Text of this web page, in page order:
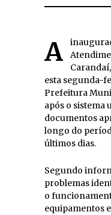
A inauguração da Unidade de
esta segunda-
Prefeitura
após o sistema
documentos
longo do
últimos dias.
Segundo
problemas
o
equipamentos